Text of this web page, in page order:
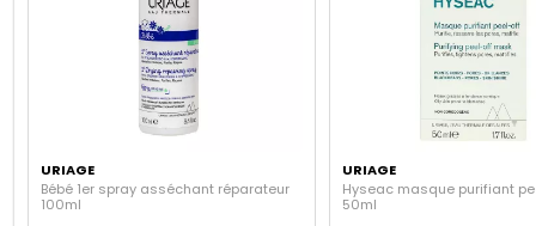
URIAGE
Bébé 1er spray asséchant réparateur
100ml
URIAGE
Hyseac masque purifiant
50ml